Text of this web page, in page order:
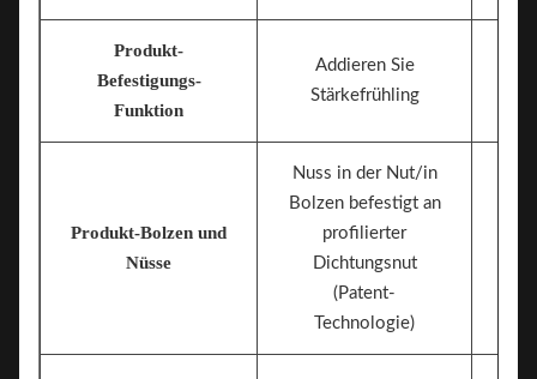
Produkt-
Befestigungs-
Funktion
Addieren Sie
Stärkefrühling
Produkt-Bolzen und
Nüsse
Nuss in der Nut/in
Bolzen befestigt an
profilierter
Dichtungsnut
(Patent-
Technologie)